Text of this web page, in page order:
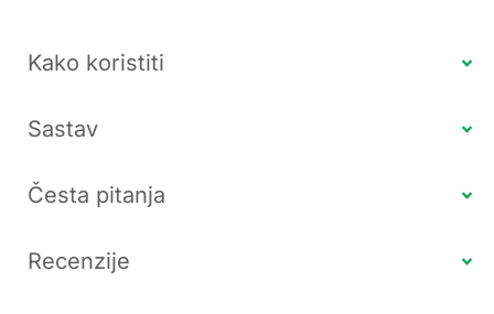
Kako koristiti
Sastav
Česta pitanja
Recenzije